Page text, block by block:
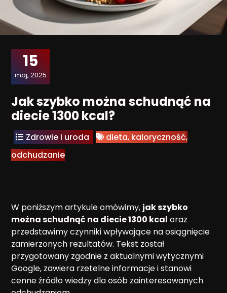
15
maj, 2025
Jak szybko można schudnąć na
diecie 1300 kcal?
Zdrowie i uroda dieta, kaloryczność,
odchudzanie
W poniższym artykule omówimy, jak szybko
można schudnąć na diecie 1300 kcal oraz
przedstawimy czynniki wpływające na osiągnięcie
zamierzonych rezultatów. Tekst został
przygotowany zgodnie z aktualnymi wytycznymi
Google, zawiera rzetelne informacje i stanowi
cenne źródło wiedzy dla osób zainteresowanych